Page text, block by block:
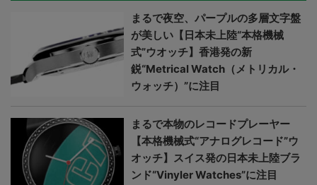
まるで夜空、パープルの多層文字盤
が美しい【日本未上陸“本格機械
式”ウオッチ】香港発の新
鋭“Metrical Watch（メトリカル・
ウォッチ）”に注目
まるで本物のレコードプレーヤー
【本格機械式“アナログレコード”ウ
オッチ】スイス発の日本未上陸ブラ
ンド“Vinyler Watches”に注目